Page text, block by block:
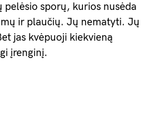
pelėsio sporų, kurios nusėda
ir plaučių. Jų nematyti. Jų
jas kvėpuoji kiekvieną
įrenginį.